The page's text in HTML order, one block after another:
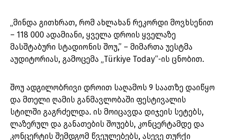
„მინდა გითხრათ, რომ ახლახან რეკორდი მოვხსენით
– 118 000 ადამიანი, ყველა დროის ყველაზე
მასშტაბური სტადიონის შოუ,” – მიმართა უესტმა
აუდიტორიას, გამოცემა „Türkiye Today“-ის ცნობით.
შოუ ადგილობრივი დროით საღამოს 9 საათზე დაიწყო
და მთელი ღამის განმავლობაში ფესტივალის
სტილში გაგრძელდა. ის მოიცავდა დიჯეის სეტებს,
ლაზერულ და განათების შოუებს, კონცერტამდე და
კონცერტის შემდგომ წვეულებებს, ასევე თურქი